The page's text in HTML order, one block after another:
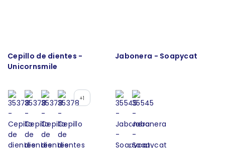
Cepillo de dientes -
Unicornsmile
+1
Jabonera - Soapycat